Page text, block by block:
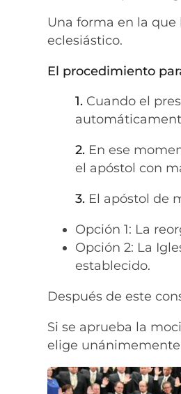
Una forma en la
eclesiástico.
El procedimiento
1. Cuando el
2. En ese
el apóstol con
3. El apóstol de
Opción 1: La
Opción 2: La
establecido.
Después de este
Si se aprueba la
elige